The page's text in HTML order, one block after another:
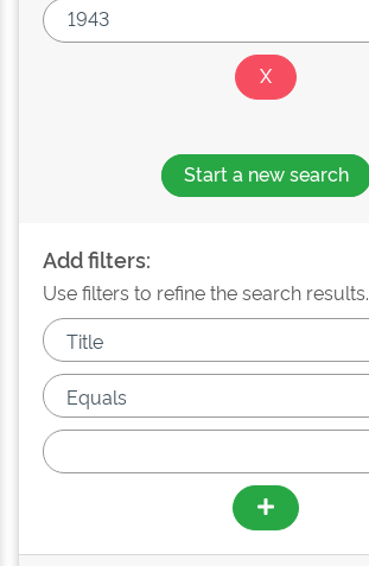
Start a new search
Add filters:
Use filters to refine the search results.